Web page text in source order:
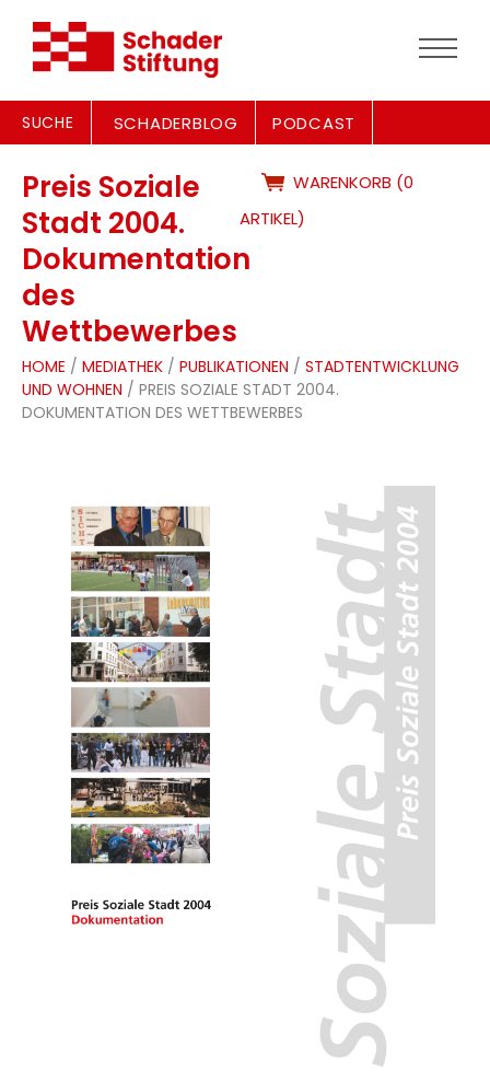
SUCHE SCHADERBLOG PODCAST
Preis Soziale
Stadt 2004.
Dokumentation
des
Wettbewerbes
WARENKORB (0
ARTIKEL)
HOME / MEDIATHEK / PUBLIKATIONEN / STADTENTWICKLUNG
UND WOHNEN / PREIS SOZIALE STADT 2004.
DOKUMENTATION DES WETTBEWERBES